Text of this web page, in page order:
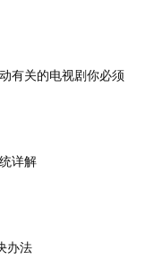
有关的电视剧你必须
详解
办法